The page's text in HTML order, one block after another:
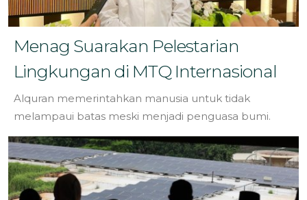
Menag Suarakan Pelestarian
Lingkungan di MTQ Internasional
Alquran memerintahkan manusia untuk tidak
melampaui batas meski menjadi penguasa bumi.